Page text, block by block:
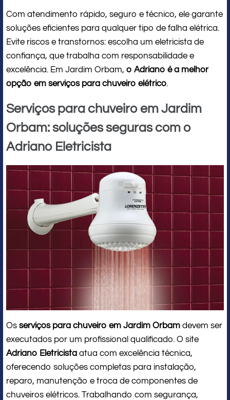
Com atendimento rápido, seguro e técnico, ele garante
soluções eficientes para qualquer tipo de falha elétrica.
Evite riscos e transtornos: escolha um eletricista de
confiança, que trabalha com responsabilidade e
excelência. Em Jardim Orbam, o Adriano é a melhor
opção em serviços para chuveiro elétrico.
Serviços para chuveiro em Jardim
Orbam: soluções seguras com o
Adriano Eletricista
Os serviços para chuveiro em Jardim Orbam devem ser
executados por um profissional qualificado. O site
Adriano Eletricista atua com excelência técnica,
oferecendo soluções completas para instalação,
reparo, manutenção e troca de componentes de
chuveiros elétricos. Trabalhando com segurança,